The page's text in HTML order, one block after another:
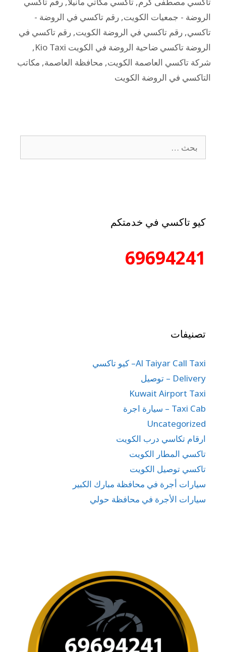
الروضة - جمعيات الكويت, رقم تاكسي في الروضة -
تاكسي, رقم تاكسي في الروضة الكويت, رقم تاكسي في
الروضة تاكسي ضاحية الروضة في الكويت Kio Taxi
,
شركة تاكسي العاصمة الكويت, محافظة العاصمة, مكاتب
التاكسي في الروضة الكويت
كيو تاكسي في خدمتكم
69694241
تصنيفات
Al Taiyar Call Taxi– كيو تاكسي
Delivery – توصيل
Kuwait Airport Taxi
Taxi Cab – سيارة اجرة
Uncategorized
ارقام تكاسي درب الكويت
تاكسي المطار الكويت
تاكسي توصيل الكويت
سيارات أجرة في محافظة مبارك الكبير
سيارات الأجرة في محافظة حولي